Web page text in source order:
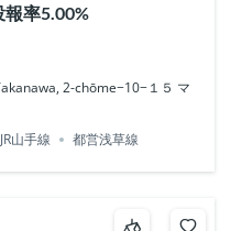
率5.00%
2-chōme−10−１５ マ
JR山手線 都営浅草線